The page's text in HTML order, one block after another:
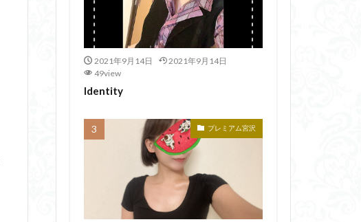
2021年9月14日
2021年9月14日
49view
Identity
プレミアム宮沢